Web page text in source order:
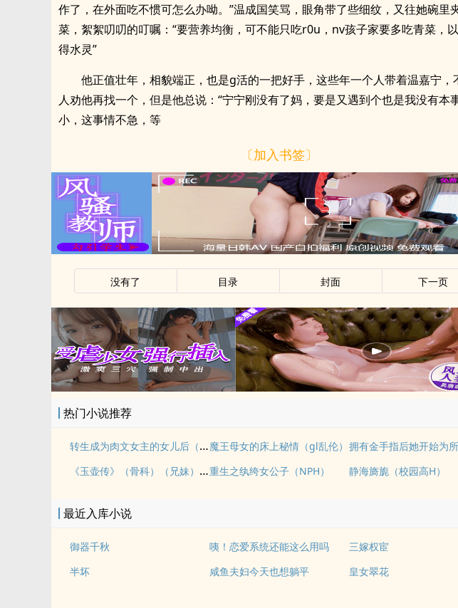
作了，在外面吃不惯可怎么办呦。”温成国笑骂，眼角带了些细纹，又往她碗里
菜，絮絮叨叨的叮嘱：“要营养均衡，可不能只吃r0u，nv孩子家要多吃青菜，
得水灵”
他正值壮年，相貌端正，也是g活的一把好手，这些年一个人带着温嘉宁，
人劝他再找一个，但是他总说：“宁宁刚没有了妈，要是又遇到个也是我没有本
小，这事情不急，等
〔加入书签〕
没有了 目录 封面 下一页
热门小说推荐
转生成为肉文女主的女儿后（星际nph）魔王母女的床上秘情（gl乱伦）
《玉壶传》（骨科）（兄妹）（np）重生之纨绔女公子（NPH） 静海旖旎（校园高H）
最近入库小说
御器千秋 咦！恋爱系统还能这么用吗
三嫁权宦
半坏
咸鱼夫妇今天也想躺平 皇女翠花